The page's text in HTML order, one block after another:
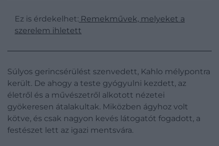
Ez is érdekelhet: Remekművek, melyeket a
szerelem ihletett
Súlyos gerincsérülést szenvedett, Kahlo mélypontra
került. De ahogy a teste gyógyulni kezdett, az
életről és a művészetről alkotott nézetei
gyökeresen átalakultak. Miközben ágyhoz volt
kötve, és csak nagyon kevés látogatót fogadott, a
festészet lett az igazi mentsvára.